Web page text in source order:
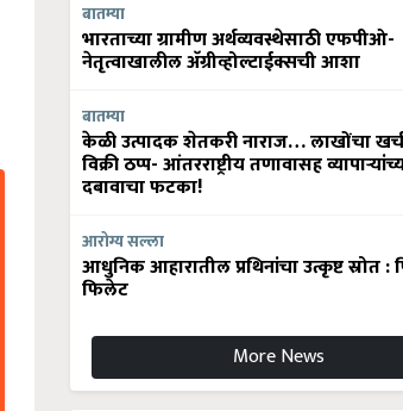
बातम्या
भारताच्या ग्रामीण अर्थव्यवस्थेसाठी एफपीओ-
नेतृत्वाखालील अ‍ॅग्रीव्होल्टाईक्सची आशा
बातम्या
केळी उत्पादक शेतकरी नाराज… लाखोंचा
विक्री ठप्प- आंतरराष्ट्रीय तणावासह
दबावाचा फटका!
आरोग्य सल्ला
आधुनिक आहारातील प्रथिनांचा उत्कृष्ट स्रोत
फिलेट
More News